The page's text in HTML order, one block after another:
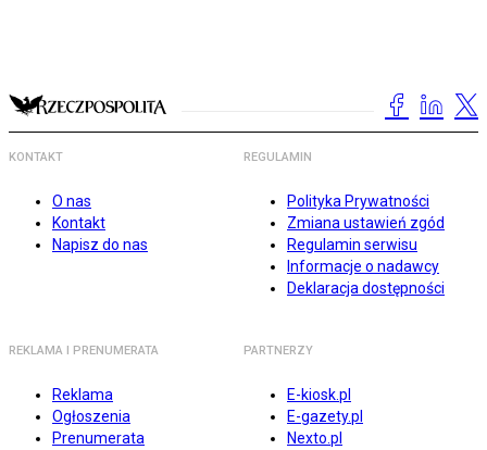
KONTAKT
O nas
Kontakt
Napisz do nas
REGULAMIN
Polityka Prywatności
Zmiana ustawień zgód
Regulamin serwisu
Informacje o nadawcy
Deklaracja dostępności
REKLAMA I PRENUMERATA
Reklama
Ogłoszenia
Prenumerata
PARTNERZY
E-kiosk.pl
E-gazety.pl
Nexto.pl